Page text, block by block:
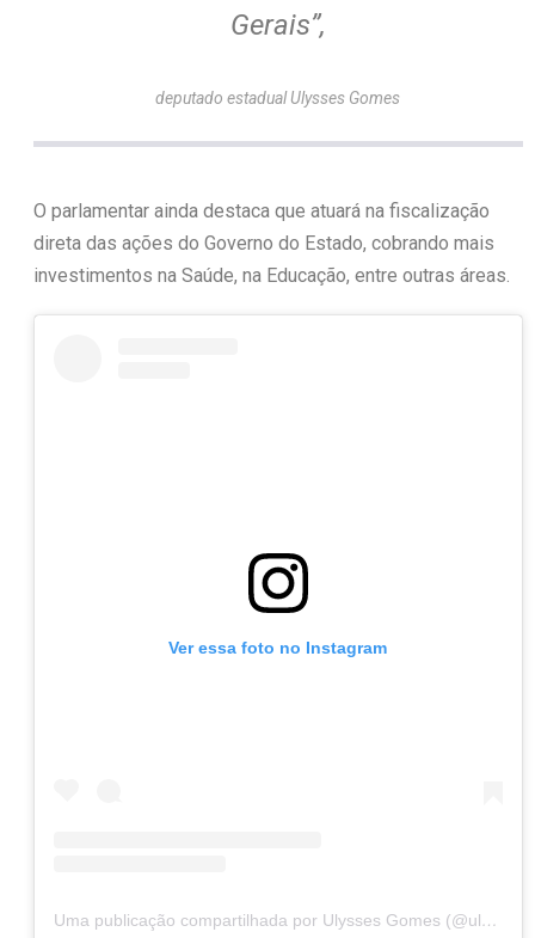
Gerais”,
deputado estadual Ulysses Gomes
O parlamentar ainda destaca que atuará na fiscalização
direta das ações do Governo do Estado, cobrando mais
investimentos na Saúde, na Educação, entre outras áreas.
Ver essa foto no Instagram
Uma publicação compartilhada por Ulysses Gomes (@ulyssesgomes)